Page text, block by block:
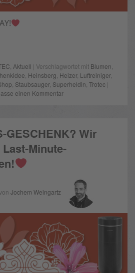
Aktuell | Verschlagwortet mit Blumen
Heinsberg Heizer, Luftreiniger,
Staubsauger, Superheldin Trotec|
einen Kommentar
GESCHENK? Wir
Minute-
Jochem Weingartz